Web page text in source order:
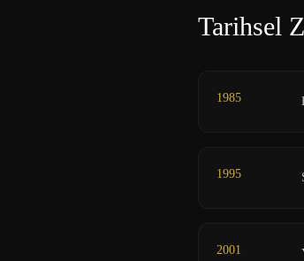
Tarihsel
1985
1995
2001